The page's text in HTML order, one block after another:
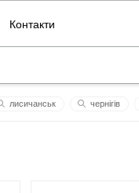
Контакти
лисичанськ чернiгiв